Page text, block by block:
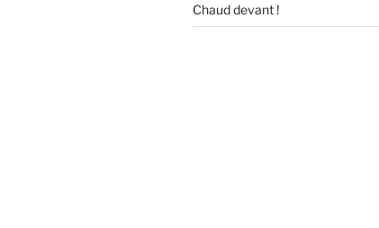
Chaud devant !